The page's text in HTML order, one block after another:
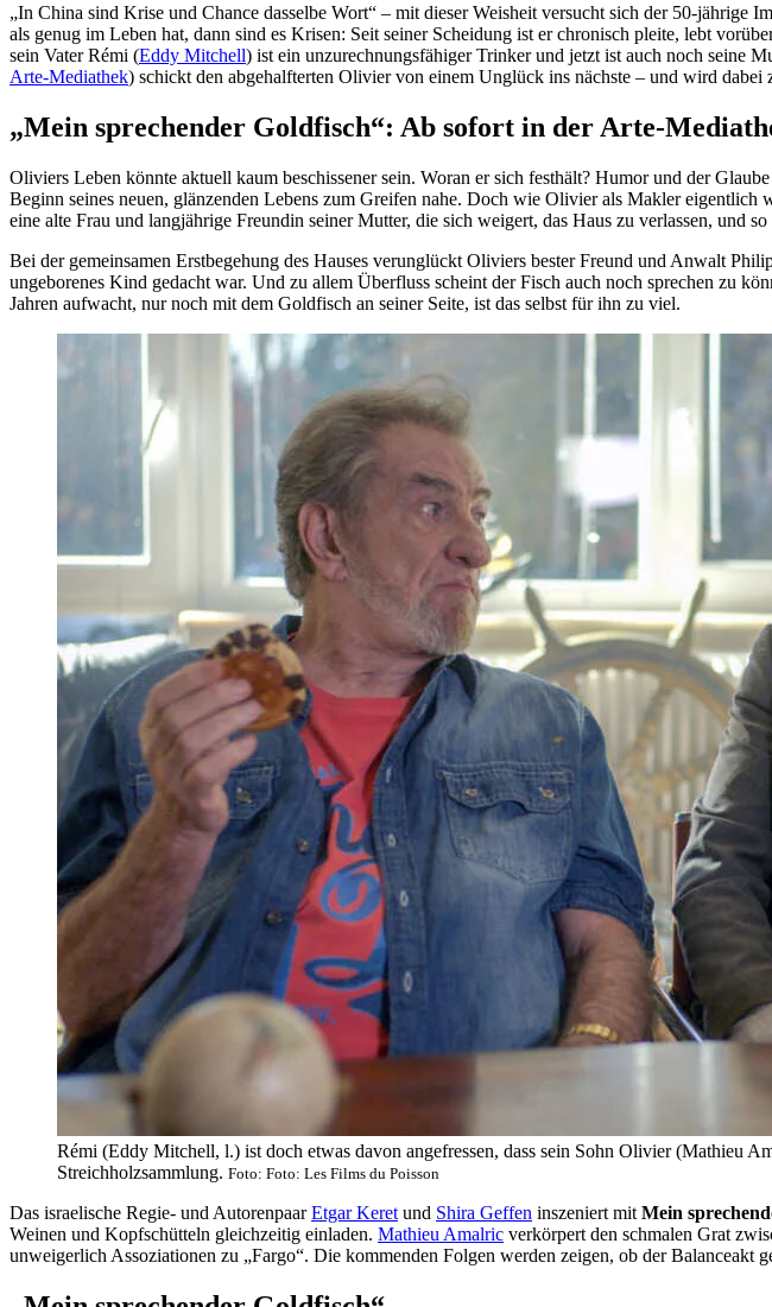
„In China sind Krise und Chance dasselbe Wort“ – mit dieser Weisheit versucht sich der 50-jährige
als genug im Leben hat, dann sind es Krisen: Seit seiner Scheidung ist er chronisch pleite, lebt
sein Vater Rémi (Eddy Mitchell) ist ein unzurechnungsfähiger Trinker und jetzt ist auch noch seine
Arte-Mediathek) schickt den abgehalfterten Olivier von einem Unglück ins nächste – und wird dabei
„Mein sprechender Goldfisch“: Ab sofort in der Arte-
Oliviers Leben könnte aktuell kaum beschissener sein. Woran er sich festhält? Humor und der
Beginn seines neuen, glänzenden Lebens zum Greifen nahe. Doch wie Olivier als Makler
eine alte Frau und langjährige Freundin seiner Mutter, die sich weigert, das Haus zu verlassen, und
Bei der gemeinsamen Erstbegehung des Hauses verunglückt Oliviers bester Freund und Anwalt
ungeborenes Kind gedacht war. Und zu allem Überfluss scheint der Fisch auch noch sprechen zu
Jahren aufwacht, nur noch mit dem Goldfisch an seiner Seite, ist das selbst für ihn zu viel.
Rémi (Eddy Mitchell, l.) ist doch etwas davon angefressen, dass sein Sohn Olivier (Mathieu
Streichholzsammlung. Foto: Foto: Les Films du Poisson
Das israelische Regie- und AutorenpaarEtgar Keret und Shira Geffen inszeniert mit Mein
Weinen und Kopfschütteln gleichzeitig einladen. Mathieu Amalric verkörpert den schmalen Grat
unweigerlich Assoziationen zu „Fargo“. Die kommenden Folgen werden zeigen, ob der Balanceakt